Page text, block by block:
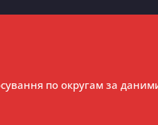
по округам за